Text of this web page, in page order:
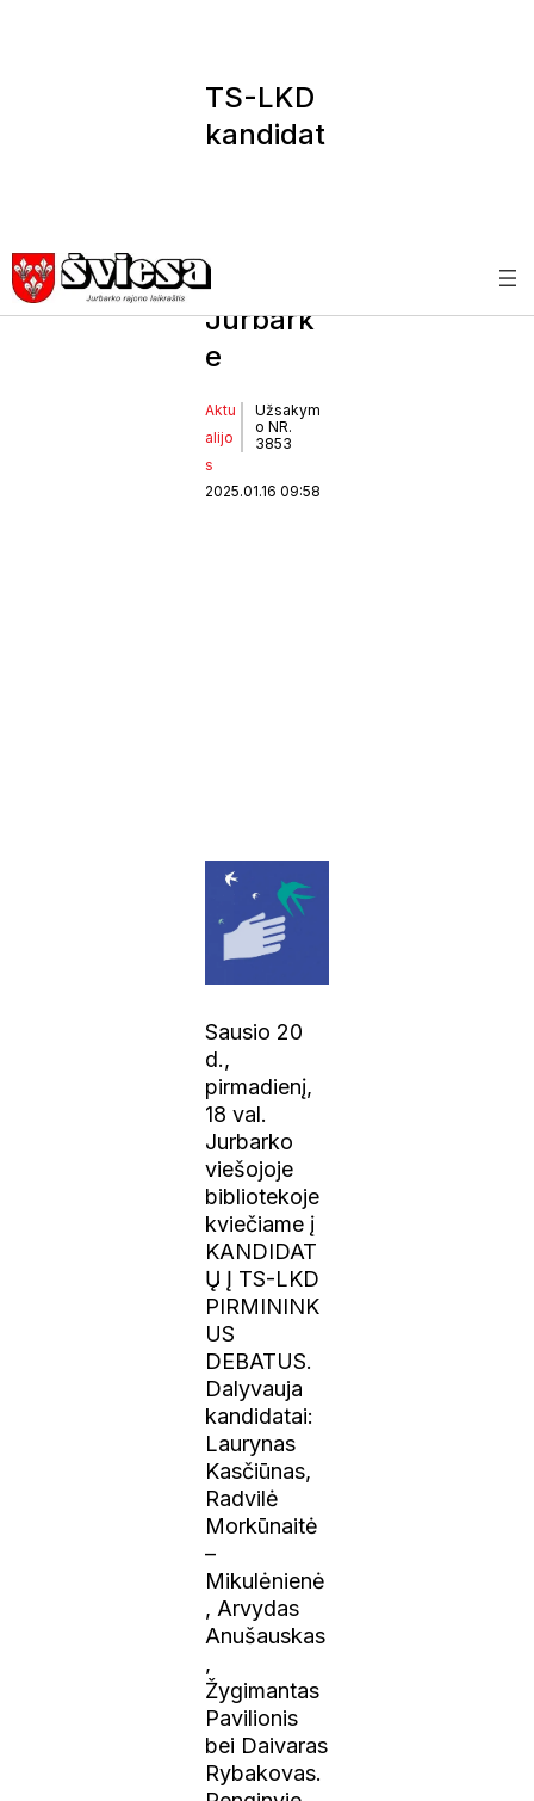
TS-LKD
kandidat
debatai
Jurbark
e
Aktu
alijo
s
Užsakym
o NR.
3853
2025.01.16 09:58
Sausio 20
d.,
pirmadienį,
18 val.
Jurbarko
viešojoje
bibliotekoje
kviečiame į
KANDIDAT
Ų Į TS-LKD
PIRMININK
US
DEBATUS.
Dalyvauja
kandidatai:
Laurynas
Kasčiūnas,
Radvilė
Morkūnaitė
–
Mikulėnienė
, Arvydas
Anušauskas
,
Žygimantas
Pavilionis
bei Daivaras
Rybakovas.